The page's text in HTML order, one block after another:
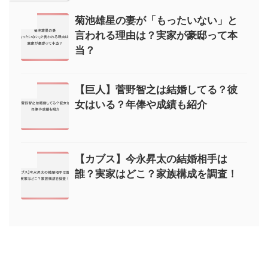
菊池雄星の妻が「もったいない」と
言われる理由は？実家が豪邸って本
当？
【巨人】菅野智之は結婚してる？彼
女はいる？年俸や成績も紹介
【カブス】今永昇太の結婚相手は
誰？実家はどこ？家族構成を調査！